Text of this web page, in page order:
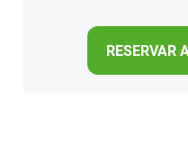
RESERVAR